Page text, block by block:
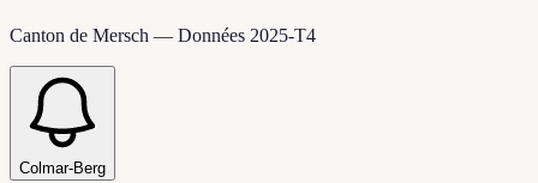
Canton de Mersch — Données 2025-T4
Colmar-Berg